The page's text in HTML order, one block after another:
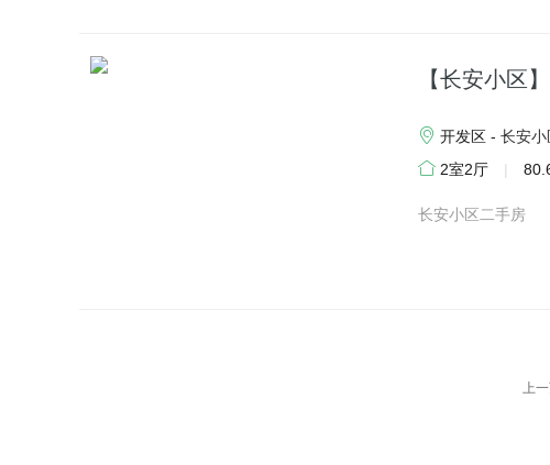
【长安小区
开发区 - 长安小
2室2厅
|
长安小区二手房
上